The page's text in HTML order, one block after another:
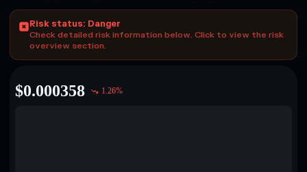
Risk status: Danger
Check detailed risk information below. Click to view the risk
overview section.
$0.000358 1.26%